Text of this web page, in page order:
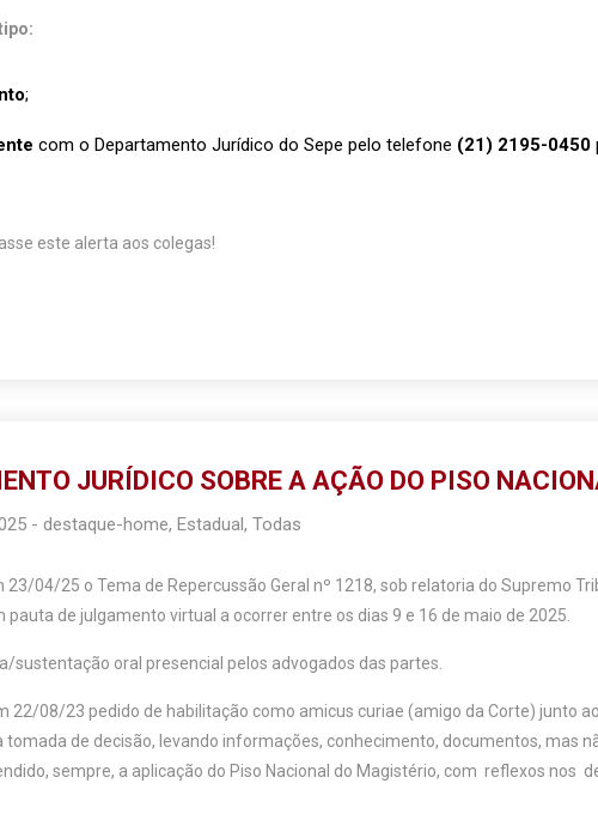
;
com o Departamento Jurídico do Sepe pelo telefone (21) 2195-0450
este alerta aos colegas!
JURÍDICO SOBRE A AÇÃO DO PISO
- destaque-home, Estadual, Todas
04/25 o Tema de Repercussão Geral nº 1218, sob relatoria do Supremo
de julgamento virtual a ocorrer entre os dias 9 e 16 de maio de 2025.
oral presencial pelos advogados das partes.
22/08/23 pedido de habilitação como amicus curiae (amigo da Corte) junto
tomada de decisão, levando informações, conhecimento, documentos, mas
sempre, a aplicação do Piso Nacional do Magistério, com reflexos nos